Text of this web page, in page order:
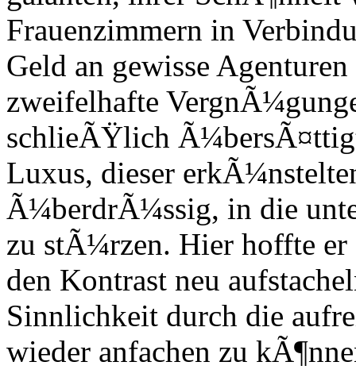
Frauenzimmern in
Geld an gewisse
zweifelhafte
schlieÃŸlich
Luxus, dieser
Ã¼berdrÃ¼ssig, in die
zu stÃ¼rzen. Hier hoffte er
den Kontrast neu
Sinnlichkeit durch die
wieder anfachen zu